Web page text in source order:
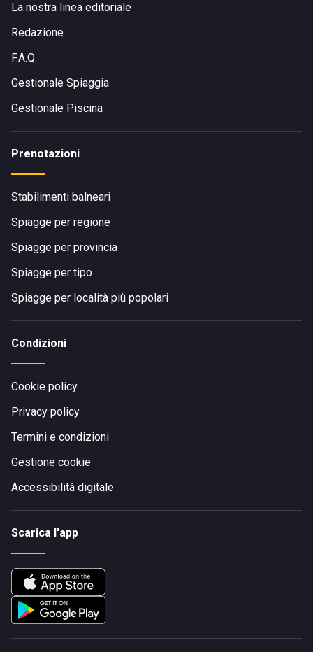
La nostra linea editoriale
Redazione
F.A.Q.
Gestionale Spiaggia
Gestionale Piscina
Prenotazioni
Stabilimenti balneari
Spiagge per regione
Spiagge per provincia
Spiagge per tipo
Spiagge per località più popolari
Condizioni
Cookie policy
Privacy policy
Termini e condizioni
Gestione cookie
Accessibilità digitale
Scarica l'app